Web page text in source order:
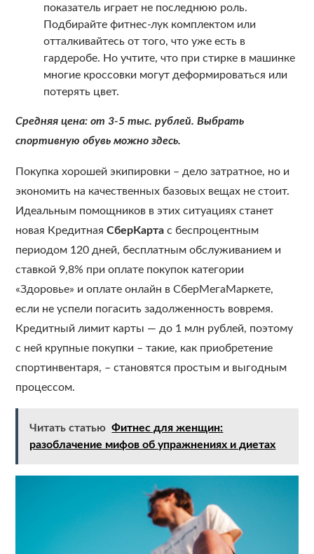
показатель играет не последнюю роль.
Подбирайте фитнес-лук комплектом или
отталкивайтесь от того, что уже есть в
гардеробе. Но учтите, что при стирке в машинке
многие кроссовки могут деформироваться или
потерять цвет.
Средняя цена: от 3-5 тыс. рублей. Выбрать
спортивную обувь можно здесь.
Покупка хорошей экипировки – дело затратное, но и
экономить на качественных базовых вещах не стоит.
Идеальным помощников в этих ситуациях станет
новая КредитнаяСберКарта с беспроцентным
периодом 120 дней, бесплатным обслуживанием и
ставкой 9,8% при оплате покупок категории
«Здоровье» и оплате онлайн в СберМегаМаркете,
если не успели погасить задолженность вовремя.
Кредитный лимит карты — до 1 млн рублей, поэтому
с ней крупные покупки – такие, как приобретение
спортинвентаря, – становятся простым и выгодным
процессом.
Читать статью Фитнес для женщин:
разоблачение мифов об упражнениях и диетах